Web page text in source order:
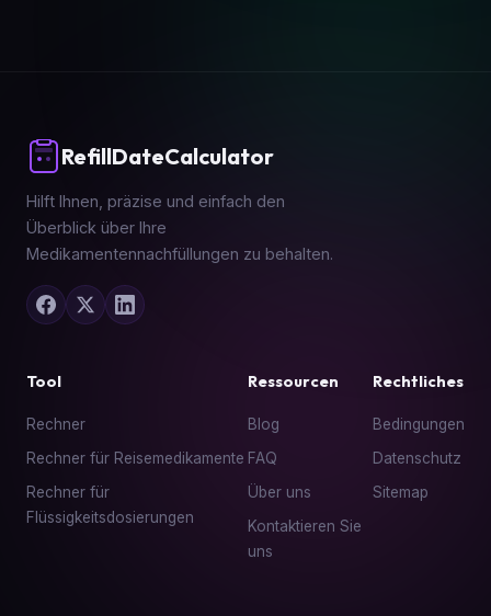
RefillDateCalculator
Hilft Ihnen, präzise und einfach den
Überblick über Ihre
Medikamentennachfüllungen zu behalten.
Tool
Rechner
Rechner für Reisemedikamente
Rechner für
Flüssigkeitsdosierungen
Ressourcen
Blog
FAQ
Über uns
Kontaktieren Sie
uns
Rechtliches
Bedingungen
Datenschutz
Sitemap